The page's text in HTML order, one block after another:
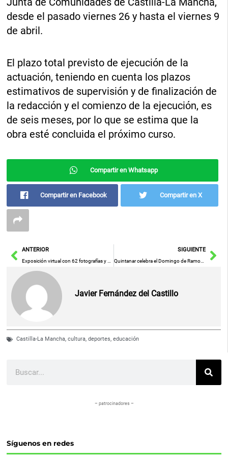
desde el pasado viernes 26 y hasta el viernes 9
de abril.
El plazo total previsto de ejecución de la
actuación, teniendo en cuenta los plazos
estimativos de supervisión y de finalización de
la redacción y el comienzo de la ejecución, es
de seis meses, por lo que se estima que la
obra esté concluida el próximo curso.
Compartir en Whatsapp
Compartir en Facebook Compartir en X
AntANTERIOR SIGUIENTE
Javier Fernández del Castillo
Castilla-La Mancha,cultura,deportes,educación
– patrocinadores –
Síguenos en redes